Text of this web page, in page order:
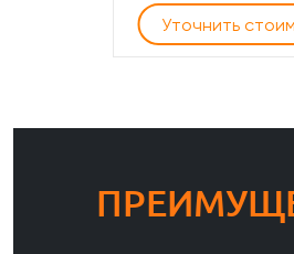
Уточнить